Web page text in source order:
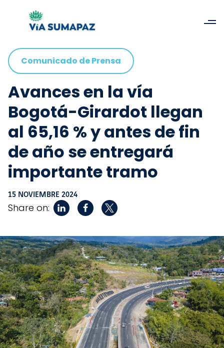
Comunicado de Prensa
Avances en la vía
Bogotá-Girardot llegan
al 65,16 % y antes de fin
de año se entregará
importante tramo
15 NOVIEMBRE 2024
Share on: